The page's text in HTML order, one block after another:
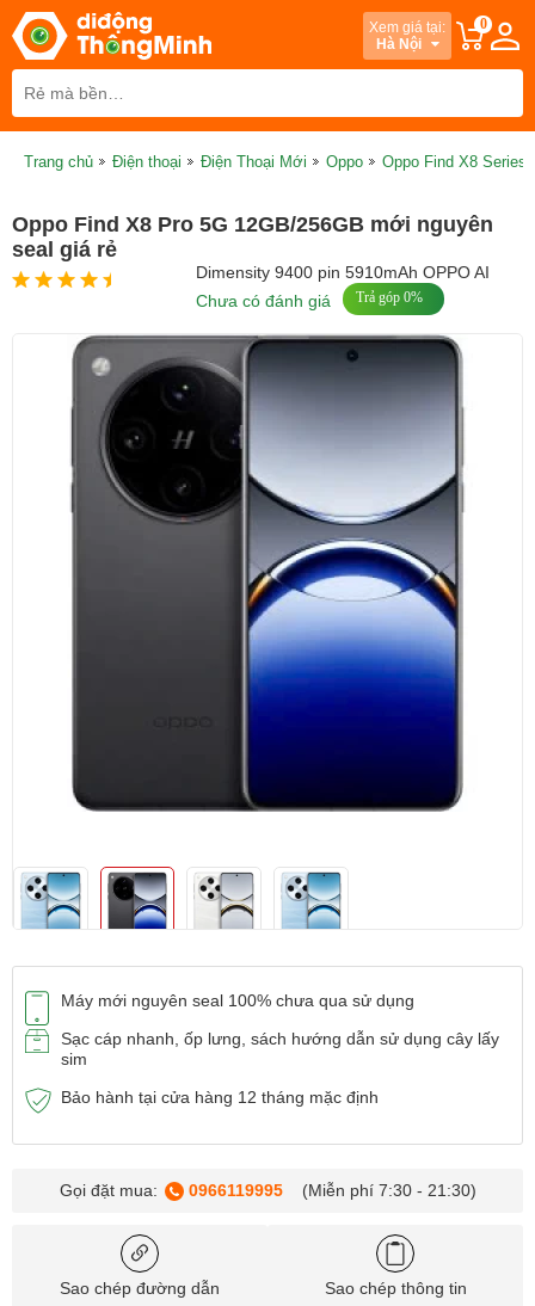
Xem giá tại:
Hà Nội
0
Trang chủ Điện thoại Điện Thoại Mới Oppo Oppo Find X8 Series
Oppo Find X8 Pro 5G 12GB/256GB mới nguyên
seal giá rẻ
Dimensity 9400 pin 5910mAh OPPO AI
Chưa có đánh giá
Trả góp 0%
Máy mới nguyên seal 100% chưa qua sử dụng
Sạc cáp nhanh, ốp lưng, sách hướng dẫn sử dụng cây lấy
sim
Bảo hành tại cửa hàng 12 tháng mặc định
Gọi đặt mua: 0966119995 (Miễn phí 7:30 - 21:30)
Sao chép đường dẫn Sao chép thông tin